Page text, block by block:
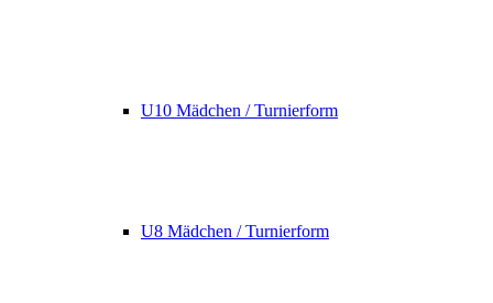
U10 Mädchen / Turnierform
U8 Mädchen / Turnierform